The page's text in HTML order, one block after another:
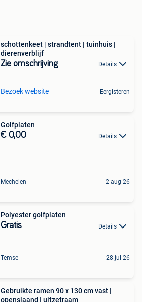
schottenkeet | strandtent | tuinhuis |
dierenverblijf
Zie omschrijving Details
Bezoek website Eergisteren
Golfplaten
€ 0,00 Details
Mechelen 2 aug 26
Polyester golfplaten
Gratis Details
Temse 28 jul 26
Gebruikte ramen 90 x 130 cm vast |
openslaand | uitzetraam